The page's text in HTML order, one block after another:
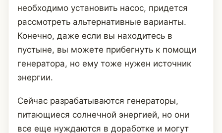
необходимо установить насос, придется
рассмотреть альтернативные варианты.
Конечно, даже если вы находитесь в
пустыне, вы можете прибегнуть к помощи
генератора, но ему тоже нужен источник
энергии.
Сейчас разрабатываются генераторы,
питающиеся солнечной энергией, но они
все еще нуждаются в доработке и могут